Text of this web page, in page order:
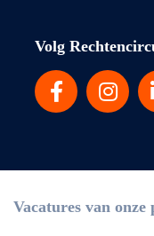
Volg
Vacatures van onze